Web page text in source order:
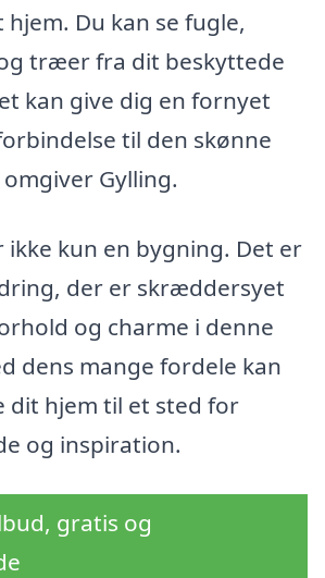
Du kan se fugle,
træer fra dit beskyttede
kan give dig en fornyet
til den skønne
Gylling.
ikke kun en bygning. Det er
der er skræddersyet
og charme i denne
dens mange fordele kan
dit hjem til et sted for
og inspiration.
gratis og